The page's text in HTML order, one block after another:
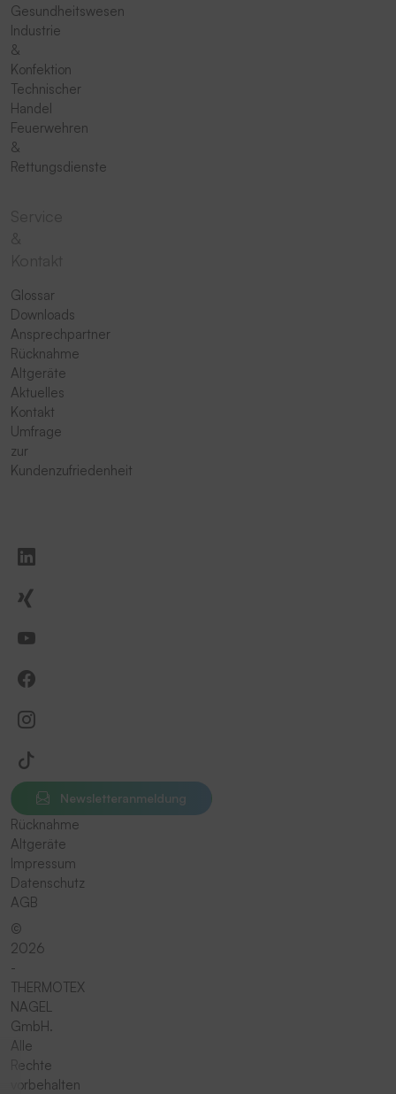
Gesundheitswesen
Industrie
&
Konfektion
Technischer
Handel
Feuerwehren
&
Rettungsdienste
Glossar
Downloads
Ansprechpartner
Rücknahme
Altgeräte
Aktuelles
Kontakt
Umfrage
zur
Kundenzufriedenheit
Newsletteranmeldung
Rücknahme
Altgeräte
Impressum
Datenschutz
AGB
©
2026
-
THERMOTEX
NAGEL
GmbH.
Alle
Rechte
vorbehalten